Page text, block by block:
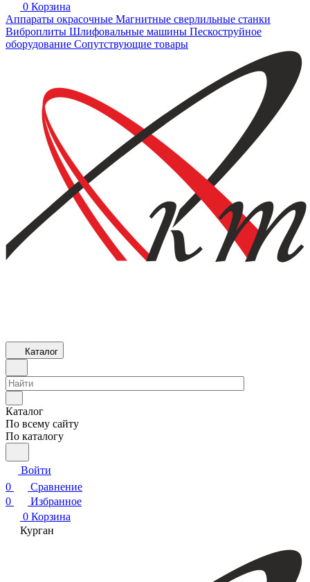
0 Корзина
Аппараты окрасочные Магнитные сверлильные станки
Виброплиты Шлифовальные машины Пескоструйное
оборудование Сопутствующие товары
Каталог
Каталог
По всему сайту
По каталогу
Войти
0
Сравнение
0
Избранное
0 Корзина
Курган